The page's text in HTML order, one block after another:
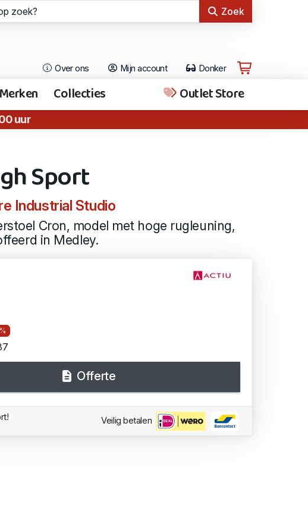
Zoek
Over ons Mijn account Donker
Merken Collecties Outlet Store
uur
Sport
Industrial Studio
Cron, model met hoge rugleuning,
in Medley.
Offerte
Veilig betalen